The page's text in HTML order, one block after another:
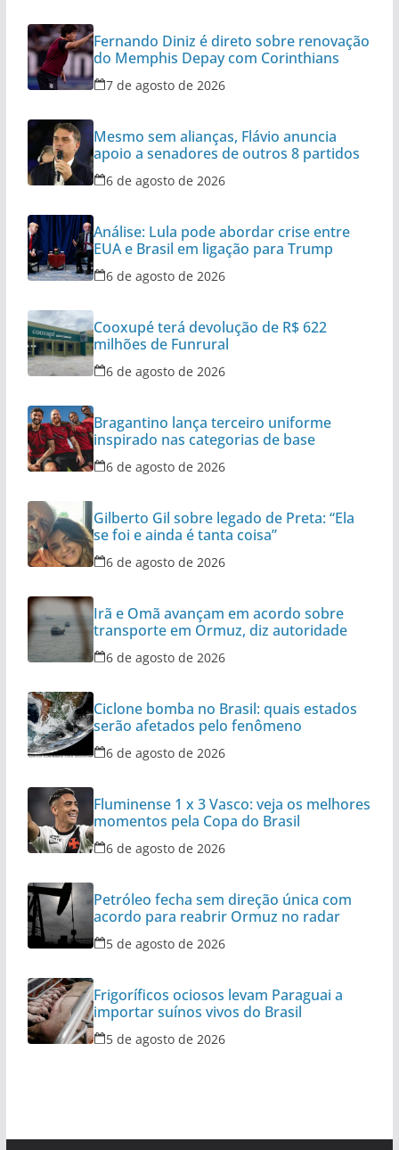
Fernando Diniz é direto sobre renovação
do Memphis Depay com Corinthians
7 de agosto de 2026
Mesmo sem alianças, Flávio anuncia
apoio a senadores de outros 8 partidos
6 de agosto de 2026
Análise: Lula pode abordar crise entre
EUA e Brasil em ligação para Trump
6 de agosto de 2026
Cooxupé terá devolução de R$ 622
milhões de Funrural
6 de agosto de 2026
Bragantino lança terceiro uniforme
inspirado nas categorias de base
6 de agosto de 2026
Gilberto Gil sobre legado de Preta: “Ela
se foi e ainda é tanta coisa”
6 de agosto de 2026
Irã e Omã avançam em acordo sobre
transporte em Ormuz, diz autoridade
6 de agosto de 2026
Ciclone bomba no Brasil: quais estados
serão afetados pelo fenômeno
6 de agosto de 2026
Fluminense 1 x 3 Vasco: veja os melhores
momentos pela Copa do Brasil
6 de agosto de 2026
Petróleo fecha sem direção única com
acordo para reabrir Ormuz no radar
5 de agosto de 2026
Frigoríficos ociosos levam Paraguai a
importar suínos vivos do Brasil
5 de agosto de 2026